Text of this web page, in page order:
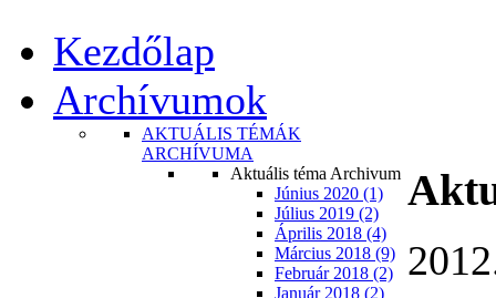
Kezdőlap
Archívumok
AKTUÁLIS TÉMÁK
ARCHÍVUMA
Aktuális téma Archivum
Június 2020 (1)
Július 2019 (2)
Április 2018 (4)
Március 2018 (9)
Február 2018 (2)
Január 2018 (2)